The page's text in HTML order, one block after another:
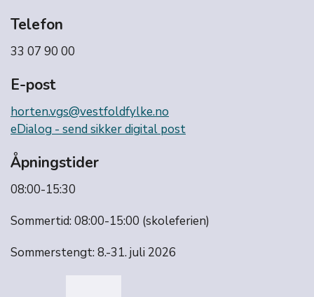
Telefon
33 07 90 00
E-post
horten.vgs@vestfoldfylke.no
eDialog - send sikker digital post
Åpningstider
08:00-15:30
Sommertid: 08:00-15:00 (skoleferien)
Sommerstengt: 8.-31. juli 2026